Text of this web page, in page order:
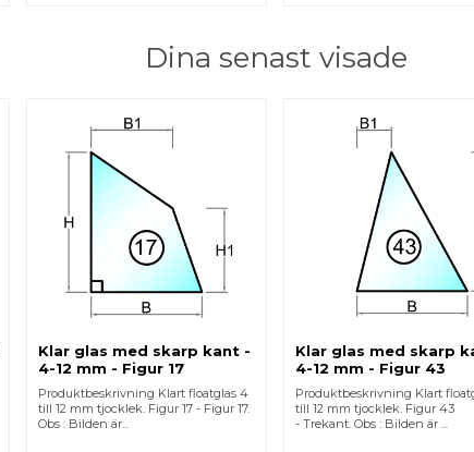
Dina senast visade
Klar glas med skarp kant -
4-12 mm - Figur 17
Produktbeskrivning Klart floatglas 4
till 12 mm tjocklek. Figur 17 - Figur 17.
Obs : Bilden är...
Klar glas med skarp
4-12 mm - Figur 43
Produktbeskrivning Klart
till 12 mm tjocklek. Figur 43
- Trekant. Obs : Bilden är ...